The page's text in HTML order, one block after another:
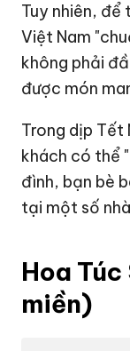
Tuy nhiên, để
Việt Nam
không phải
được món
Trong dịp Tết
khách có thể
đình, bạn bè
tại một số
Hoa
miền)